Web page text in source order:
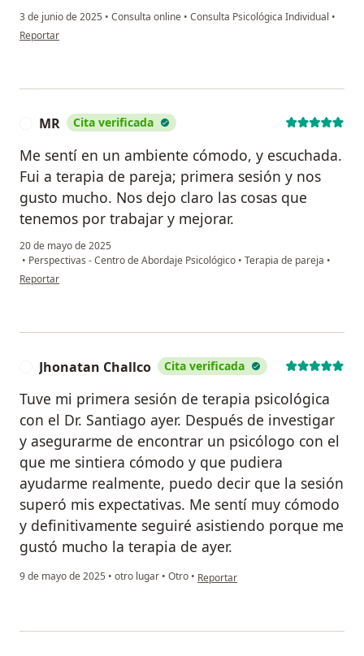
3 de junio de 2025 • Consulta online • Consulta Psicológica Individual •
en opinión del usuario Jorge
Reportar
MR Cita verificada
Me sentí en un ambiente cómodo, y escuchada.
Fui a terapia de pareja; primera sesión y nos
gusto mucho. Nos dejo claro las cosas que
tenemos por trabajar y mejorar.
20 de mayo de 2025
• Perspectivas - Centro de Abordaje Psicológico • Terapia de pareja •
en opinión del usuario MR
Reportar
Jhonatan Challco Cita verificada
Tuve mi primera sesión de terapia psicológica
con el Dr. Santiago ayer. Después de investigar
y asegurarme de encontrar un psicólogo con el
que me sintiera cómodo y que pudiera
ayudarme realmente, puedo decir que la sesión
superó mis expectativas. Me sentí muy cómodo
y definitivamente seguiré asistiendo porque me
gustó mucho la terapia de ayer.
9 de mayo de 2025 • otro lugar • Otro • en opinión del usuario Jhonatan
Reportar